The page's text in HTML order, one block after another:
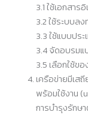
3.1 ใช้เอกสา
3.2 ใช้ระบบล
3.3 ใช้แบบปร
3.4 จัดอบรม
3.5 เลือกใช้ข
เครือข่ายมีเส
พร้อมใช้งาน
การบำรุงรักษ